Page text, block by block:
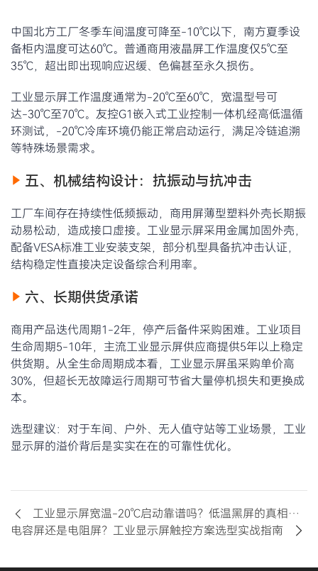
中国北方工厂冬季车间温度可降至-10℃以下，南方夏季设
备柜内温度可达60℃。普通商用液晶屏工作温度仅5℃至
35℃，超出即出现响应迟缓、色偏甚至永久损伤。
工业显示屏工作温度通常为-20℃至60℃，宽温型号可
达-30℃至70℃。友控G1嵌入式工业控制一体机经高低温循
环测试，-20℃冷库环境仍能正常启动运行，满足冷链追溯
等特殊场景需求。
五、机械结构设计：抗振动与抗冲击
工厂车间存在持续性低频振动，商用屏薄型塑料外壳长期振
动易松动，造成接口虚接。工业显示屏采用金属加固外壳，
配备VESA标准工业安装支架，部分机型具备抗冲击认证，
结构稳定性直接决定设备综合利用率。
六、长期供货承诺
商用产品迭代周期1-2年，停产后备件采购困难。工业项目
生命周期5-10年，主流工业显示屏供应商提供5年以上稳定
供货期。从全生命周期成本看，工业显示屏虽采购单价高
30%，但超长无故障运行周期可节省大量停机损失和更换成
本。
选型建议：对于车间、户外、无人值守站等工业场景，工业
显示屏的溢价背后是实实在在的可靠性优化。
工业显示屏宽温-20℃启动靠谱吗？低温黑屏的真相与工程方案
电容屏还是电阻屏？工业显示屏触控方案选型实战指南